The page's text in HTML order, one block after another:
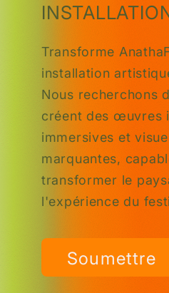
Transforme
installation
Nous recherchons
créent des œuvres
immersives et
marquantes,
transformer le
l'expérience du
Soumettre